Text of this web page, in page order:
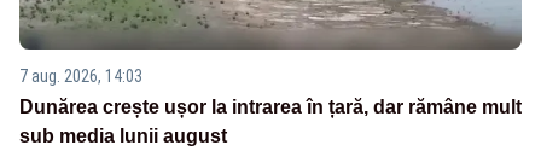
7 aug. 2026, 14:03
Dunărea crește ușor la intrarea în țară, dar rămâne mult
sub media lunii august